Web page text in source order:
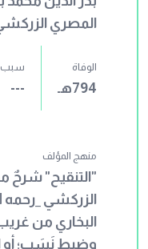
المصري
الوفاة
794هـ
سبب
---
منهج المؤلف
"التنقيح" شرحٌ
الزركشي _رحمه
البخاري من
وضبط نَسَبٍ؛